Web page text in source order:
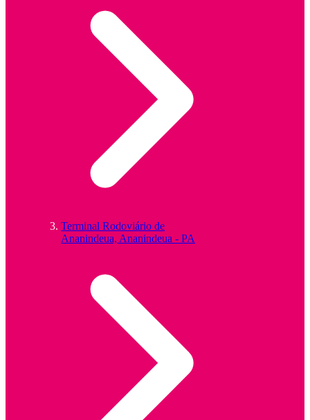
Terminal Rodoviário de
Ananindeua, Ananindeua - PA